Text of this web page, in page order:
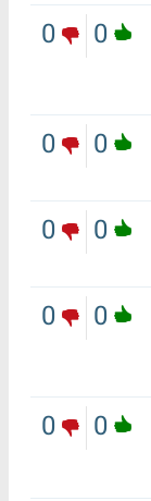
0
0
0
0
0
0
0
0
0
0